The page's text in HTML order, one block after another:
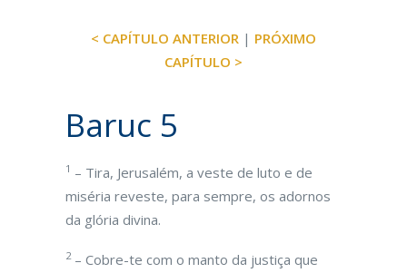
BRINDES< CAPÍTULO ANTERIOR | PRÓXIMO
CAPÍTULO >
Baruc 5
1 – Tira, Jerusalém, a veste de luto e de
miséria reveste, para sempre, os adornos
da glória divina.
2– Cobre-te com o manto da justiça que